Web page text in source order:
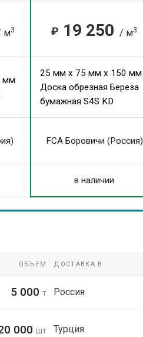
м3 ₽ 19 250 / м3
мм
25 мм x 75 мм x 150 мм
Доска обрезная Береза
бумажная S4S KD
FCA Боровичи (Россия)
в наличии
ОБЪЕМ ДОСТАВКА В
5 000т Россия
000шт Турция